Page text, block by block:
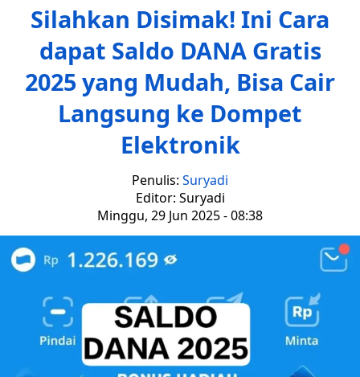
Silahkan Disimak! Ini Cara
dapat Saldo DANA Gratis
2025 yang Mudah, Bisa Cair
Langsung ke Dompet
Elektronik
Penulis: Suryadi
Editor: Suryadi
Minggu, 29 Jun 2025 - 08:38